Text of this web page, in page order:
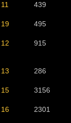
11 439
19 495
12 915
13 286
15 3156
16 2301